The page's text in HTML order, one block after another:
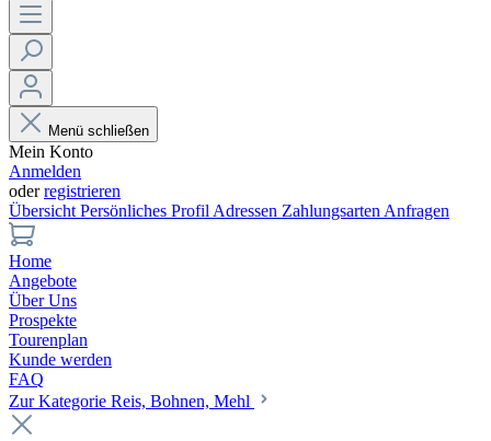
Menü schließen
Mein Konto
Anmelden
oderregistrieren
Übersicht Persönliches Profil Adressen Zahlungsarten Anfragen
Home
Angebote
Über Uns
Prospekte
Tourenplan
Kunde werden
FAQ
Zur Kategorie Reis, Bohnen, Mehl